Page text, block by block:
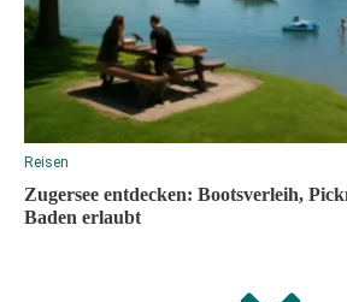
Reisen
Zugersee entdecken: Bootsverleih,
Baden erlaubt